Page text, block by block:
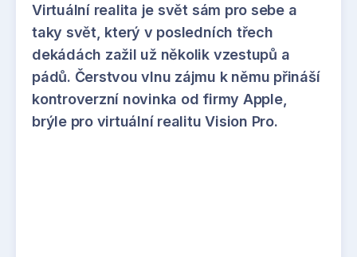
Virtuální realita je svět sám pro sebe a
taky svět, který v posledních třech
dekádách zažil už několik vzestupů a
pádů. Čerstvou vlnu zájmu k němu přináší
kontroverzní novinka od firmy Apple,
brýle pro virtuální realitu Vision Pro.